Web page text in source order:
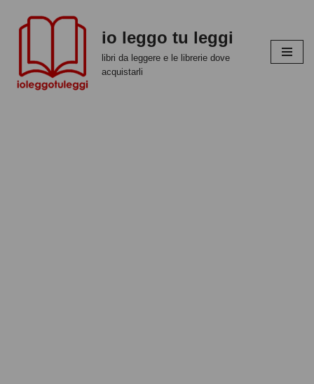
contenuto
io leggo tu leggi
libri da leggere e le librerie dove
acquistarli